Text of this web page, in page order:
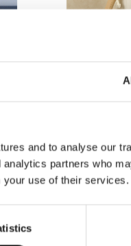
and to analyse our
partners who
your use of their services.
115.48 Lei